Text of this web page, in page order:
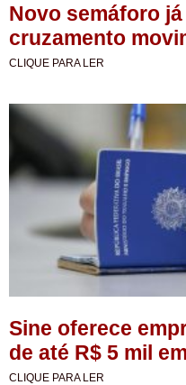
Novo semáforo
cruzamento
CLIQUE PARA LER
Sine oferece
de até R$ 5 mil
CLIQUE PARA LER